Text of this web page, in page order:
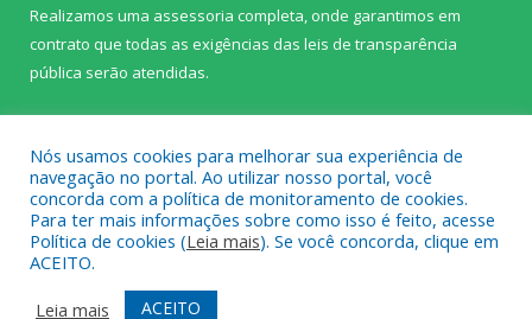
Realizamos uma assessoria completa, onde garantimos em
contrato que todas as exigências das leis de transparência
pública serão atendidas.
Todos os direitos reservados a Câmara Municipal de Prainha.
Mapa do Site
Acessar Área Administrativa
Nós usamos cookies para melhorar sua experiência de
navegação no portal. Ao utilizar nosso portal, você
concorda com a política de monitoramento de cookies.
Para ter mais informações sobre como isso é feito, acesse
Política de cookies (Leia mais). Se você concorda, clique em
ACEITO.
Leia mais
ACEITO